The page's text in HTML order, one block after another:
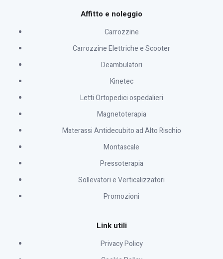
Affitto e noleggio
Carrozzine
Carrozzine Elettriche e Scooter
Deambulatori
Kinetec
Letti Ortopedici ospedalieri
Magnetoterapia
Materassi Antidecubito ad Alto Rischio
Montascale
Pressoterapia
Sollevatori e Verticalizzatori
Promozioni
Link utili
Privacy Policy